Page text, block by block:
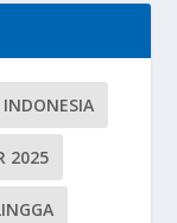
INDONESIA
2025